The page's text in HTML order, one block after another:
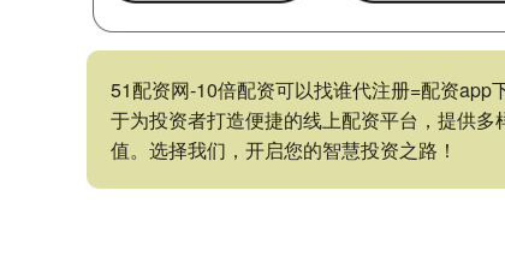
51配资网-10倍配资可以找谁代注册=配资app
于为投资者打造便捷的线上配资平台，提供
值。选择我们，开启您的智慧投资之路！